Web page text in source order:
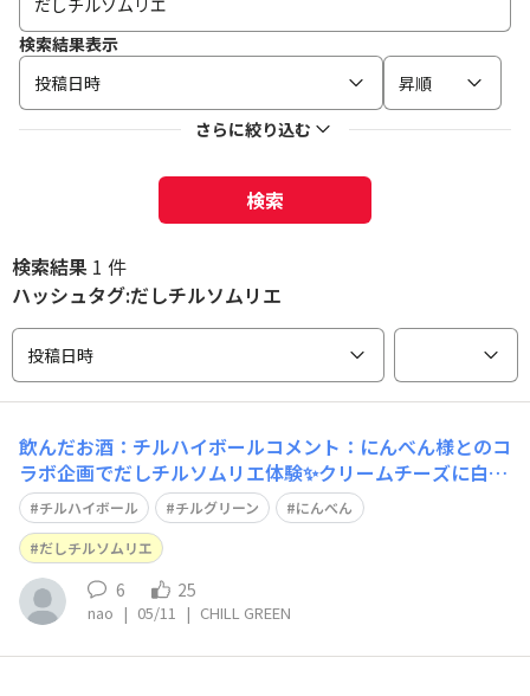
検索結果表示
投稿日時
昇順
さらに絞り込む
検索
検索結果 1 件
ハッシュタグ:だしチルソムリエ
投稿日時
飲んだお酒：チルハイボールコメント：にんべん様とのコ
ラボ企画でだしチルソムリエ体験✨️クリームチーズに白だ
しをかけて、鰹節をフワッと♪これがチルハイボールとめ
ちゃ合う🥰これを機にチルグリーンを購入します🙋‍♀️清涼
感がとても心地よいお酒ですね！
チルハイボール チルグリーン
にんべん
だしチルソムリエ
6 25
nao | 05/11 | CHILL GREEN